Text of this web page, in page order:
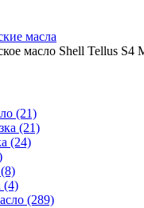
масла
масло Shell Tellus S4
(21)
(21)
(24)
(4)
(289)